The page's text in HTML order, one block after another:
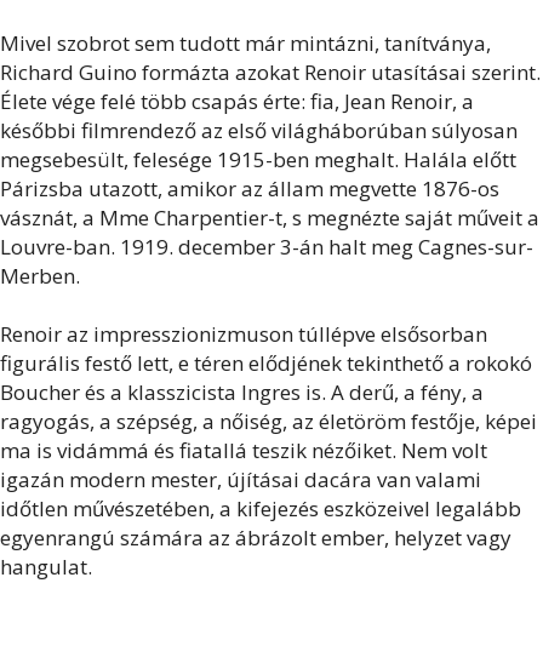
Mivel szobrot sem tudott már mintázni, tanítványa,
Richard Guino formázta azokat Renoir utasításai szerint.
Élete vége felé több csapás érte: fia, Jean Renoir, a
későbbi filmrendező az első világháborúban súlyosan
megsebesült, felesége 1915-ben meghalt. Halála előtt
Párizsba utazott, amikor az állam megvette 1876-os
vásznát, a Mme Charpentier-t, s megnézte saját műveit a
Louvre-ban. 1919. december 3-án halt meg Cagnes-sur-
Merben.
Renoir az impresszionizmuson túllépve elsősorban
figurális festő lett, e téren elődjének tekinthető a rokokó
Boucher és a klasszicista Ingres is. A derű, a fény, a
ragyogás, a szépség, a nőiség, az életöröm festője, képei
ma is vidámmá és fiatallá teszik nézőiket. Nem volt
igazán modern mester, újításai dacára van valami
időtlen művészetében, a kifejezés eszközeivel legalább
egyenrangú számára az ábrázolt ember, helyzet vagy
hangulat.